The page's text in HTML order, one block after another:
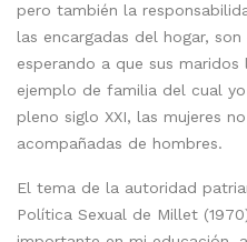
pero también la
las encargadas del hogar,
esperando a que sus maridos
ejemplo de familia del cual
pleno siglo XXI, las mujeres
acompañadas de hombres.
El tema de la autoridad
Política Sexual de Millet